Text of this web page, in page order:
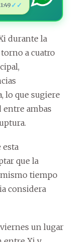
✓✓
durante la
a cuatro
lo que sugiere
ambas
esta
que la
mismo tiempo
considera
un lugar